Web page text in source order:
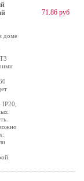
доме
71.86 руб